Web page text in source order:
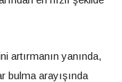
artırmanın yanında,
bulma arayışında